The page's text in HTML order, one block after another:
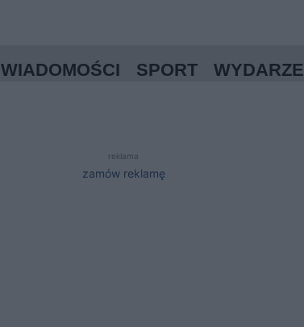
WIADOMOŚCI SPORT
reklama
zamów reklamę